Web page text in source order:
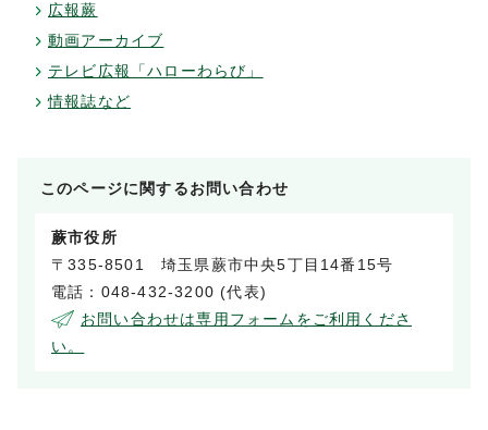
広報蕨
動画アーカイブ
テレビ広報「ハローわらび」
情報誌など
このページに関するお問い合わせ
蕨市役所
〒335-8501 埼玉県蕨市中央5丁目14番15号
電話：048-432-3200 (代表)
お問い合わせは専用フォームをご利用くださ
い。